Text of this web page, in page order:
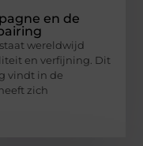
en de
wereldwijd
en verfijning. Dit
vindt in de
zich